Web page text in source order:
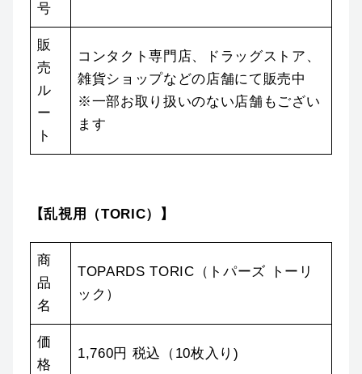
号
販
売
ル
ー
ト
コンタクト専門店、ドラッグストア、
雑貨ショップなどの店舗にて販売中
※一部お取り扱いのない店舗もござい
ます
【乱視用（TORIC）】
商
品
名
TOPARDS TORIC（トパーズ トーリ
ック）
価
格
1,760円 税込（10枚入り)